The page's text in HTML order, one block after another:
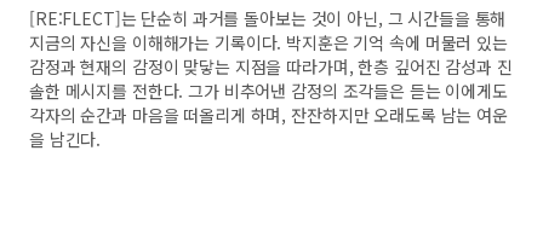
[RE:FLECT]는 단순히 과거를 돌아보는 것이 아닌, 그 시간들을 통해
지금의 자신을 이해해가는 기록이다. 박지훈은 기억 속에 머물러 있는
감정과 현재의 감정이 맞닿는 지점을 따라가며, 한층 깊어진 감성과 진
솔한 메시지를 전한다. 그가 비추어낸 감정의 조각들은 듣는 이에게도
각자의 순간과 마음을 떠올리게 하며, 잔잔하지만 오래도록 남는 여운
을 남긴다.